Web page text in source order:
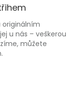
originálním
u nás – veškerou
můžete